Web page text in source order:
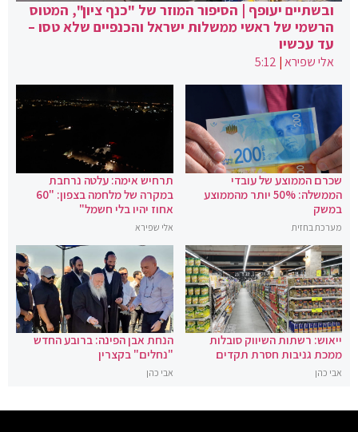
ובשתיים יעופף | הסיפור המוזר של "כנף ציון", המטוס
הרשמי של ראשי ממשלות ישראל והכנפיים שלא טסו –
עד עכשיו
אלי שפירא|
5:12
שכרם הממוצע של עובדי
הממשלה: 50% יותר מהממוצע
במשק
מערכת בחזית
תרחיש אימה: עלטה נרחבת
במקרה של מלחמה בצפון: "60
אחוז יהיו בלי חשמל"
אלי שפירא
ייאוש: רשתות השיווק סובלות
ממכת גניבות חסרת תקדים
אבי כהן
הנחת אבן הפינה: ברובע החדש
"נחלים" בקצרין
אבי כהן